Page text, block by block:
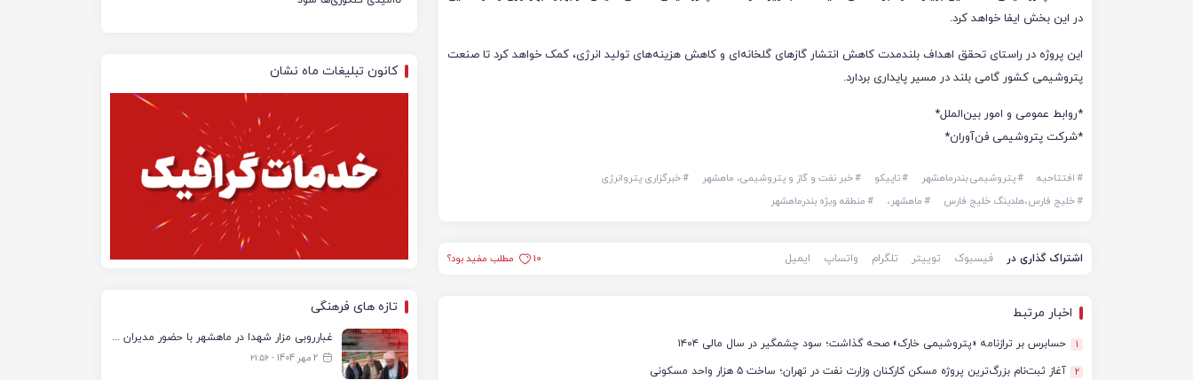
در این بخش ایفا خواهد کرد.
این پروژه در راستای تحقق اهداف بلندمدت کاهش انتشار گازهای گلخانه‌ای و کاهش هزینه‌های تولید انرژی، کمک خواهد کرد تا صنعت
پتروشیمی کشور گامی بلند در مسیر پایداری بردارد.
*روابط عمومی و امور بین‌الملل*
*شرکت پتروشیمی فن‌آوران*
#افتتاحیه #پتروشیمی بندرماهشهر #تاپیکو #خبر نفت و گاز و پتروشیمی، ماهشهر #خبرگزاری پتروانرژی
#خلیج فارس،هلدینگ خلیج فارس #ماهشهر، #منطقه ویژه بندرماهشهر
اشتراک گذاری در فیسبوک توییتر تلگرام واتساپ ایمیل 10 مطلب مفید بود؟
اخبار مرتبط
1 حسابرس بر ترازنامه «پتروشیمی خارک» صحه گذاشت؛ سود چشمگیر در سال مالی ۱۴۰۴
2 آغاز ثبت‌نام بزرگ‌ترین پروژه مسکن کارکنان وزارت نفت در تهران؛ ساخت ۵ هزار واحد مسکونی
کانون تبلیغات ماه نشان
تازه های فرهنگی
غبارروبی مزار شهدا در ماهشهر با حضور مدیران پتروشیمی اروند و مسئولان شهری
2 مهر 1404 - ۲۱:۵۶